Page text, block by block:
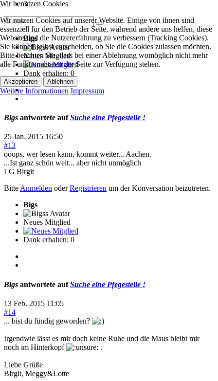
3
Bigs
Neues Mitglied
Dank erhalten: 0
Bigs antwortete aufSuche eine Pfegestelle !
25 Jan. 2015 16:50
#13
ooops, wer lesen kann, kommt weiter... Aachen.
...Ist ganz schön weit... aber nicht unmöglich
LG Birgit
BitteAnmelden oderRegistrieren um der Konversation beizutreten.
Bigs
Neues Mitglied
Dank erhalten: 0
Bigs antwortete aufSuche eine Pfegestelle !
13 Feb. 2015 11:05
#14
... bist du fündig geworden?
Irgendwie lässt es mir doch keine Ruhe und die Maus bleibt mir
noch im Hinterkopf
.
Liebe Grüße
Birgit, Meggy&Lotte
Wir benutzen Cookies
Wir nutzen Cookies auf unserer Website. Einige von ihnen sind
essenziell für den Betrieb der Seite, während andere uns helfen, diese
Website und die Nutzererfahrung zu verbessern (Tracking Cookies).
Sie können selbst entscheiden, ob Sie die Cookies zulassen möchten.
Bitte beachten Sie, dass bei einer Ablehnung womöglich nicht mehr
alle Funktionalitäten der Seite zur Verfügung stehen.
Akzeptieren Ablehnen
Weitere Informationen Impressum